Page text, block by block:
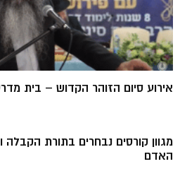
אירוע סיום הזוהר הקדוש – בית
מגוון קורסים נבחרים בתורת הקבלה
האדם